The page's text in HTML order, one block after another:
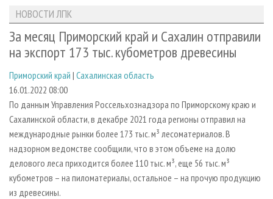
ЛЕСОЗАГОТОВКА
ЛЕСОПИЛЕНИЕ
СУШКА ДРЕВЕСИНЫ
ПРОИЗВОДСТВО ДРЕВЕСНЫХ ПЛИТ
ДЕРЕВЯННОЕ ДОМОСТРОЕНИЕ
ПРОИЗВОДСТВО МЕБЕЛИ
БИОЭНЕРГЕТИКА
ЦБП
НОВОСТИ ЛПК
НОВОСТИ ЖУРНАЛА
ПРОЕКТЫ ЛПИ
АНАЛИТИКА
ПРЕДПРИЯТИЯ ЛПК
ПЕРСОНЫ
МОБИЛЬНЫЕ ВЫСТАВКИ
ОФИЦИАЛЬНЫЕ ДЕЛЕГАЦИИ
ПРИОРИТЕТНЫЕ ИНВЕСТПРОЕКТЫ
RUSSIAN FORESTRY REVIEW
ГАЗЕТА ЛЕСПРОМФОРУМ
АРХИВ ЖУРНАЛОВ
О ЖУРНАЛЕ
ПОДПИСКА
КОНТАКТЫ
РЕКЛАМОДАТЕЛЯМ
РЕКЛАМА
РЕКЛАМА НА САЙТЕ
НОВОСТИ ЛПК
За месяц Приморский край и Сахалин отправили
на экспорт 173 тыс. кубометров древесины
Приморский край | Сахалинская область
16.01.2022 08:00
По данным Управления Россельхознадзора по Приморскому краю и
Сахалинской области, в декабре 2021 года регионы отправил на
международные рынки более 173 тыс. м³ лесоматериалов. В
надзорном ведомстве сообщили, что в этом объеме на долю
делового леса приходится более 110 тыс. м³, еще 56 тыс. м³
кубометров – на пиломатериалы, остальное – на прочую продукцию
из древесины.